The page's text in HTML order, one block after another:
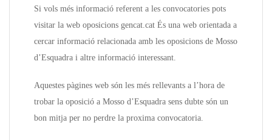
Si vols més informació referent a les convocatories pots
visitar la web oposicions gencat.cat És una web orientada a
cercar informació relacionada amb les oposicions de Mosso
d’Esquadra i altre informació interessant.
Aquestes pàgines web són les més rellevants a l’hora de
trobar la oposició a Mosso d’Esquadra sens dubte són un
bon mitja per no perdre la proxima convocatoria.